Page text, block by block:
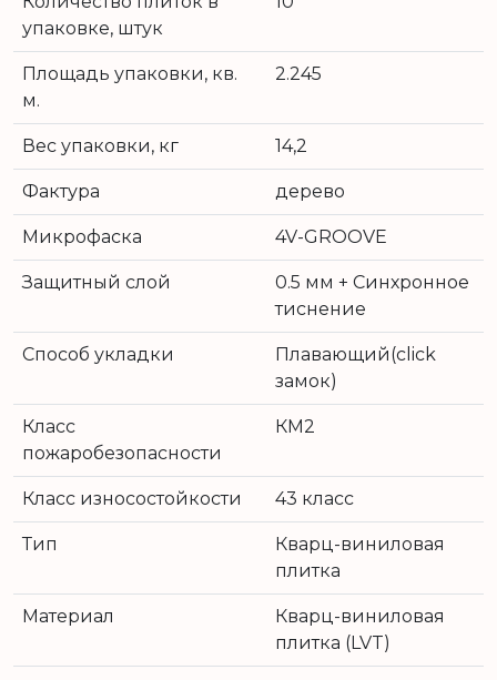
упаковке, штук
Площадь упаковки, кв.
м.
2.245
Вес упаковки, кг 14,2
Фактура дерево
Микрофаска 4V-GROOVE
Защитный слой
0.5 мм + Cинхронное
тиснение
Способ укладки
Плавающий(click
замок)
Класс
пожаробезопасности
КМ2
Класс износостойкости 43 класс
Тип
Кварц-виниловая
плитка
Материал
Кварц-виниловая
плитка (LVT)